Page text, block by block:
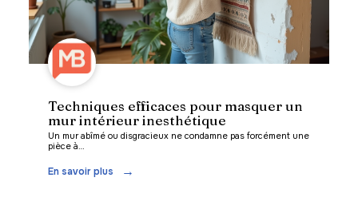
Techniques efficaces pour masquer un
mur intérieur inesthétique
Un mur abîmé ou disgracieux ne condamne pas forcément une
pièce à…
En savoir plus